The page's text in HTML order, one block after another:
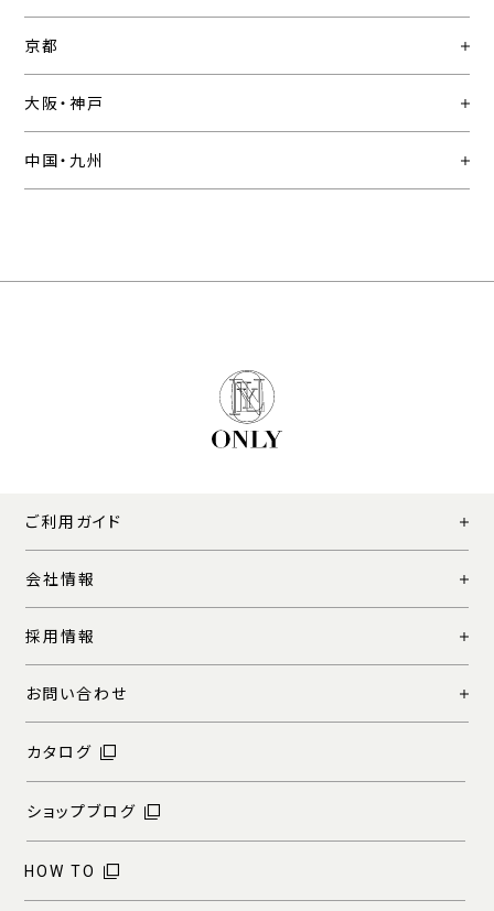
京都
大阪・神戸
中国・九州
ご利用ガイド
会社情報
採用情報
お問い合わせ
カタログ
ショップブログ
HOW TO